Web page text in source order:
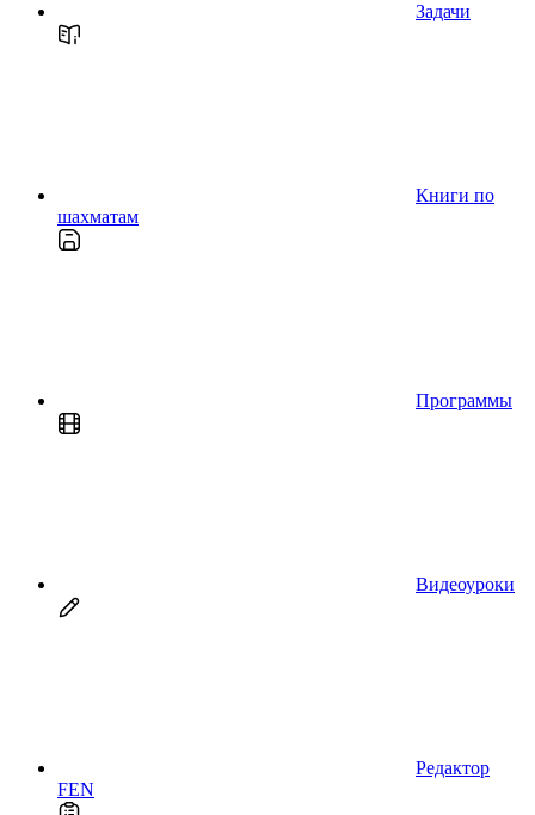
Задачи
Книги по
шахматам
Программы
Видеоуроки
Редактор
FEN